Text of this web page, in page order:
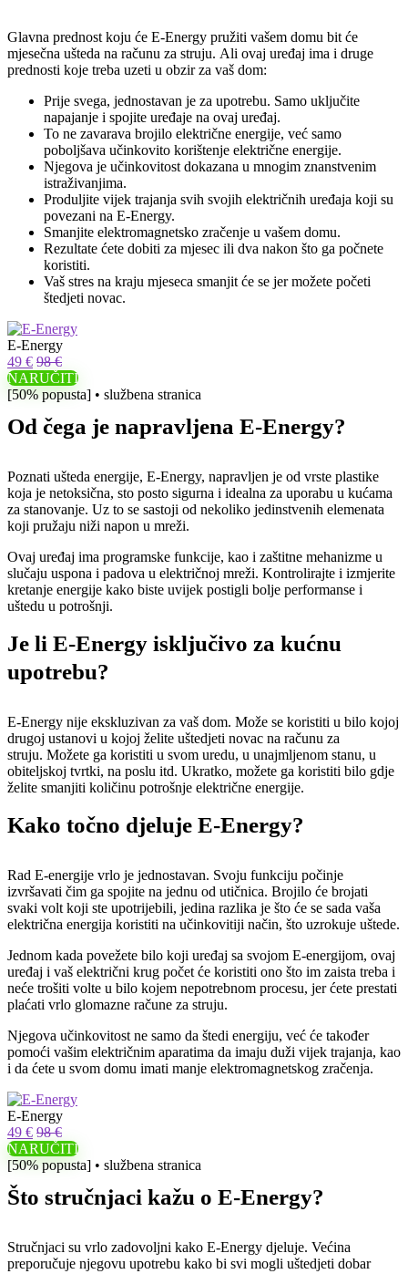
Glavna prednost koju će E-Energy pružiti vašem domu bit će
mjesečna ušteda na računu za struju. Ali ovaj uređaj ima i druge
prednosti koje treba uzeti u obzir za vaš dom:
Prije svega, jednostavan je za upotrebu. Samo uključite
napajanje i spojite uređaje na ovaj uređaj.
To ne zavarava brojilo električne energije, već samo
poboljšava učinkovito korištenje električne energije.
Njegova je učinkovitost dokazana u mnogim znanstvenim
istraživanjima.
Produljite vijek trajanja svih svojih električnih uređaja koji su
povezani na E-Energy.
Smanjite elektromagnetsko zračenje u vašem domu.
Rezultate ćete dobiti za mjesec ili dva nakon što ga počnete
koristiti.
Vaš stres na kraju mjeseca smanjit će se jer možete početi
štedjeti novac.
E-Energy
49 € 98 €
NARUČITI
[50% popusta] • službena stranica
Od čega je napravljena E-Energy?
Poznati ušteda energije, E-Energy, napravljen je od vrste plastike
koja je netoksična, sto posto sigurna i idealna za uporabu u kućama
za stanovanje. Uz to se sastoji od nekoliko jedinstvenih elemenata
koji pružaju niži napon u mreži.
Ovaj uređaj ima programske funkcije, kao i zaštitne mehanizme u
slučaju uspona i padova u električnoj mreži. Kontrolirajte i izmjerite
kretanje energije kako biste uvijek postigli bolje performanse i
uštedu u potrošnji.
Je li E-Energy isključivo za kućnu
upotrebu?
E-Energy nije ekskluzivan za vaš dom. Može se koristiti u bilo kojoj
drugoj ustanovi u kojoj želite uštedjeti novac na računu za
struju. Možete ga koristiti u svom uredu, u unajmljenom stanu, u
obiteljskoj tvrtki, na poslu itd. Ukratko, možete ga koristiti bilo gdje
želite smanjiti količinu potrošnje električne energije.
Kako točno djeluje E-Energy?
Rad E-energije vrlo je jednostavan. Svoju funkciju počinje
izvršavati čim ga spojite na jednu od utičnica. Brojilo će brojati
svaki volt koji ste upotrijebili, jedina razlika je što će se sada vaša
električna energija koristiti na učinkovitiji način, što uzrokuje uštede.
Jednom kada povežete bilo koji uređaj sa svojom E-energijom, ovaj
uređaj i vaš električni krug počet će koristiti ono što im zaista treba i
neće trošiti volte u bilo kojem nepotrebnom procesu, jer ćete prestati
plaćati vrlo glomazne račune za struju.
Njegova učinkovitost ne samo da štedi energiju, već će također
pomoći vašim električnim aparatima da imaju duži vijek trajanja, kao
i da ćete u svom domu imati manje elektromagnetskog zračenja.
E-Energy
49 € 98 €
NARUČITI
[50% popusta] • službena stranica
Što stručnjaci kažu o E-Energy?
Stručnjaci su vrlo zadovoljni kako E-Energy djeluje. Većina
preporučuje njegovu upotrebu kako bi svi mogli uštedjeti dobar